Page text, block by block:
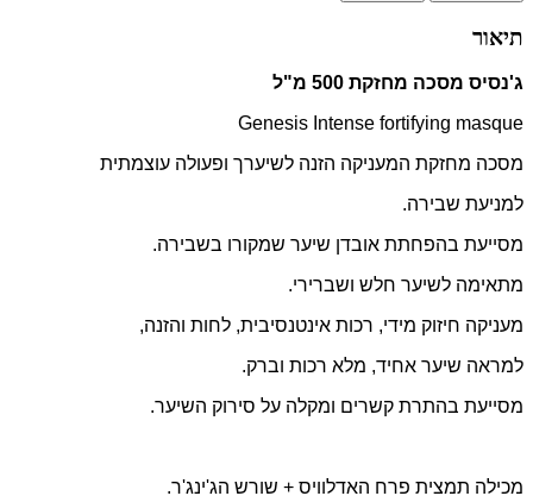
תיאור
ג'נסיס מסכה מחזקת 500 מ"ל
Genesis Intense fortifying masque
מסכה מחזקת המעניקה הזנה לשיערך ופעולה עוצמתית
למניעת שבירה.
מסייעת בהפחתת אובדן שיער שמקורו בשבירה.
מתאימה לשיער חלש ושברירי.
מעניקה חיזוק מידי, רכות אינטנסיבית, לחות והזנה,
למראה שיער אחיד, מלא רכות וברק.
מסייעת בהתרת קשרים ומקלה על סירוק השיער.
מכילה תמצית פרח האדלוויס + שורש הג'ינג'ר.